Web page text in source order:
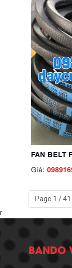
FAN BELT
Giá:
Page 1 / 41
r
BANDO